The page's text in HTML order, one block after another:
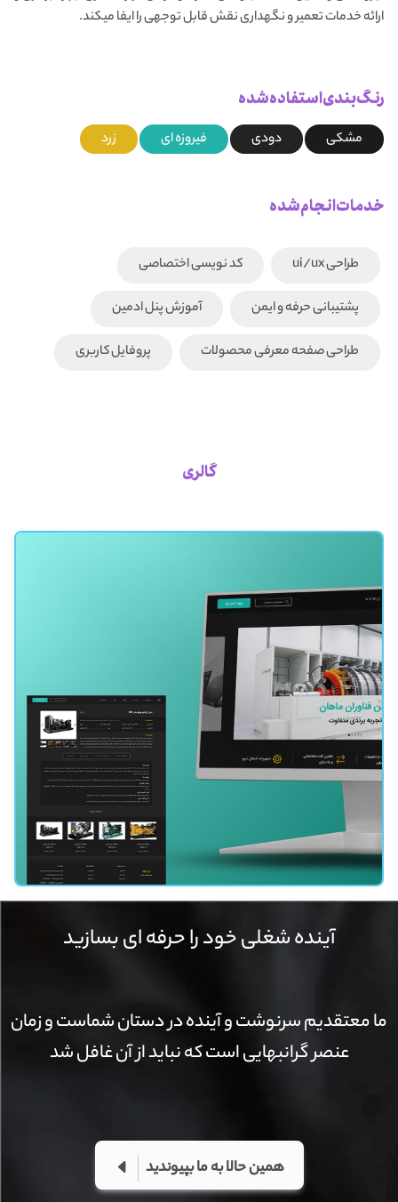
ارائه خدمات تعمیر و نگهداری نقش قابل توجهی را ایفا میکند.
رنگ بندی استفاده شده
مشکی
دودی فیروزه ای زرد
خدمات انجام شده
طراحی ui/ux کد نویسی اختصاصی
پشتیبانی حرفه و ایمن آموزش پنل ادمین
طراحی صفحه معرفی محصولات پروفایل کاربری
گالری
آینده شغلی خود را حرفه ای بسازید
ما معتقدیم سرنوشت و آینده در دستان شماست و زمان
عنصر گرانبهایی است که نباید از آن غافل شد
همین حالا به ما بپیوندید